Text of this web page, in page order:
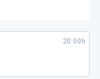
20:00h